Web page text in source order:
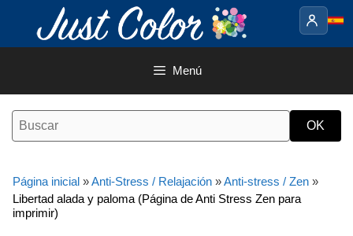
contenido
Menú
Página inicial »Anti-Stress / Relajación »Anti-stress / Zen »
Libertad alada y paloma (Página de Anti Stress Zen para
imprimir)